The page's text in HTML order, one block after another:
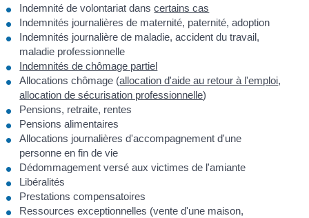
Indemnité de volontariat danscertains cas
Indemnités journalières de maternité, paternité, adoption
Indemnités journalière de maladie, accident du travail,
maladie professionnelle
Indemnités de chômage partiel
Allocations chômage (allocation d'aide au retour à l'emploi,
allocation de sécurisation professionnelle)
Pensions, retraite, rentes
Pensions alimentaires
Allocations journalières d'accompagnement d'une
personne en fin de vie
Dédommagement versé aux victimes de l'amiante
Libéralités
Prestations compensatoires
Ressources exceptionnelles (vente d'une maison,